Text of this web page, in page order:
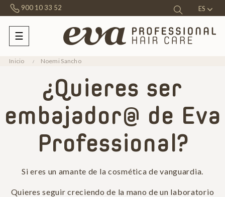
900 10 33 52 ES
Navegación
de
palanca
☰
Inicio Noemi Sancho
¿Quieres ser
embajador@ de Eva
Professional?
Si eres un amante de la cosmética de vanguardia.
Quieres seguir creciendo de la mano de un laboratorio